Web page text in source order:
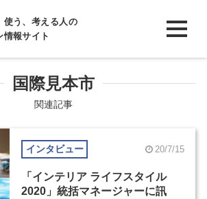
使う、考える人の
情報サイト
国際見本市
関連記事
インタビュー 20/7/15
「インテリア ライフスタイル
2020」統括マネージャーに訊